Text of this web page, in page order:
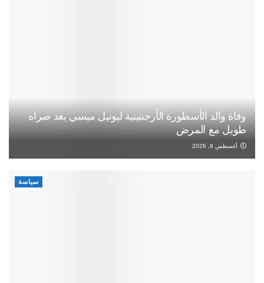
وفاة والد الأسطورة الأرجنتينية ليونيل ميسي بعد صراه
طويل مع المرض
أغسطس 8, 2026
سياسة